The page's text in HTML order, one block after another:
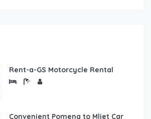
Rent-a-GS Motorcycle Rental
Convenient Pomena to Mljet Car